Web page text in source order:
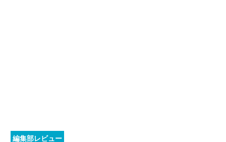
編集部レビュー